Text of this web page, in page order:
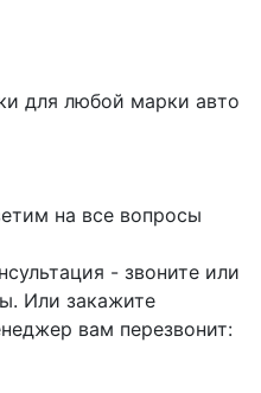
для любой марки авто
на все вопросы
- звоните или
Или закажите
вам перезвонит: